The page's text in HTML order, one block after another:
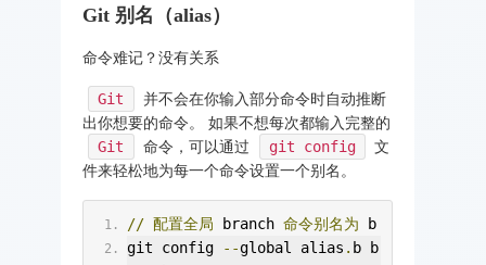
Git 别名（alias）
命令难记？没有关系
Git
并不会在你输入部分命令时自动推断
出你想要的命令。 如果不想每次都输入完整的
Git
命令，可以通过 git config
文
件来轻松地为每一个命令设置一个别名。
// 配置全局 branch 命令别名为 b
git config
--global alias . b b